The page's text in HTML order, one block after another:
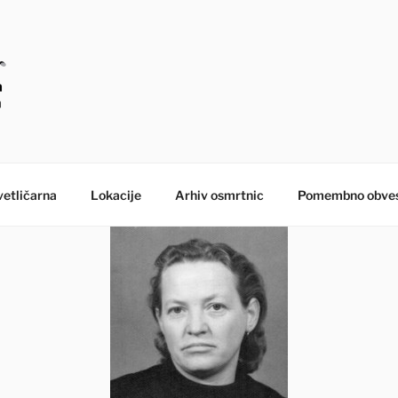
Lokacije Arhiv osmrtnic Pomembno